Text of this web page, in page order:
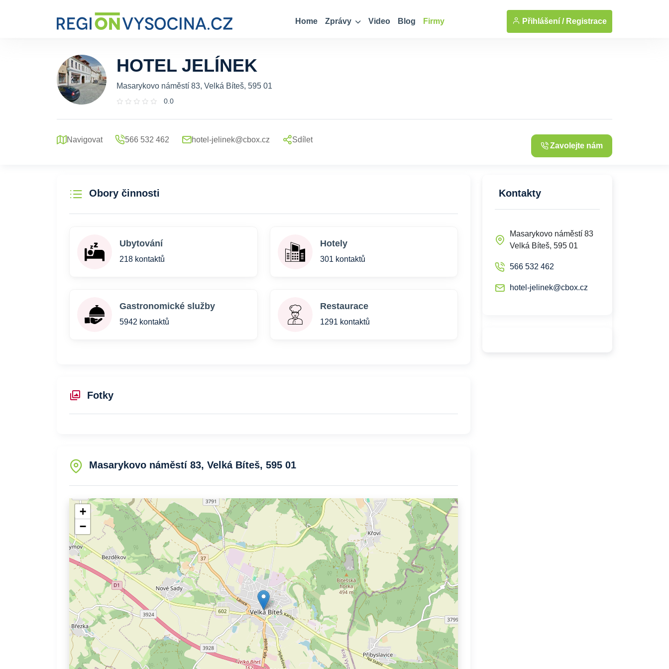
Home Zprávy Video Blog Firmy Přihlášení / Registrace
... Zobrazit fotografie
HOTEL JELÍNEK
Masarykovo náměstí 83, Velká Bíteš, 595 01
0.0
Navigovat 566 532 462 hotel-jelinek@cbox.cz Sdílet
Zavolejte nám
Obory činnosti
Ubytování
218 kontaktů
Hotely
301 kontaktů
Gastronomické služby
5942 kontaktů
Restaurace
1291 kontaktů
Fotky
Masarykovo náměstí 83, Velká Bíteš, 595 01
+
−
Kontakty
Masarykovo náměstí 83
Velká Bíteš, 595 01
566 532 462
hotel-jelinek@cbox.cz